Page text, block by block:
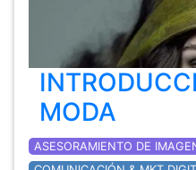
MODA
ASESORAMIENTO DE